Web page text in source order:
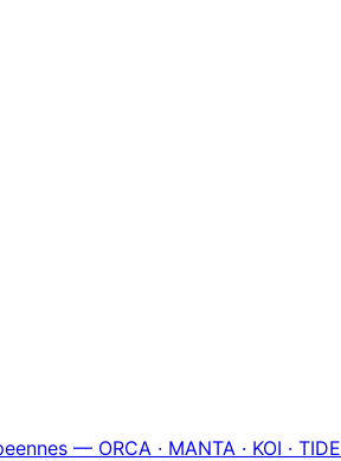
— ORCA · MANTA · KOI · TIDE